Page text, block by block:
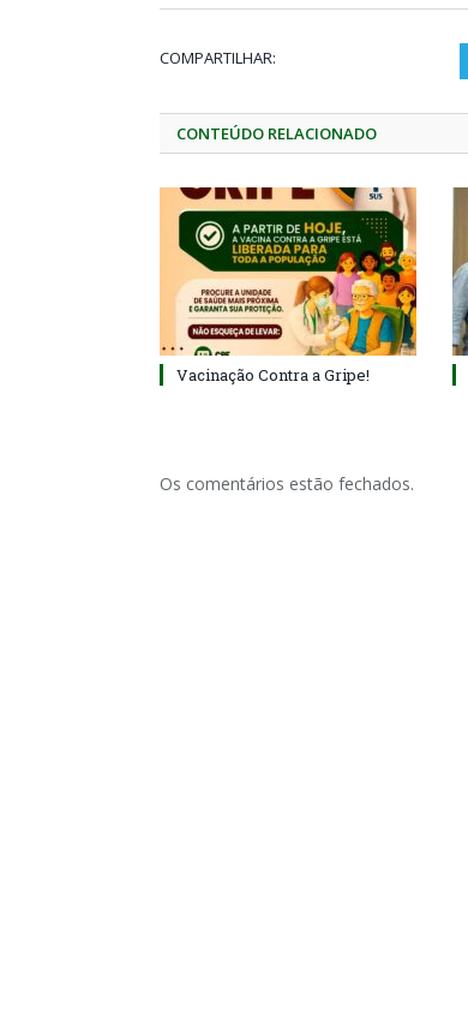
COMPARTILHAR:
CONTEÚDO RELACIONADO
Vacinação Contra a Gripe!
Os comentários estão fechados.